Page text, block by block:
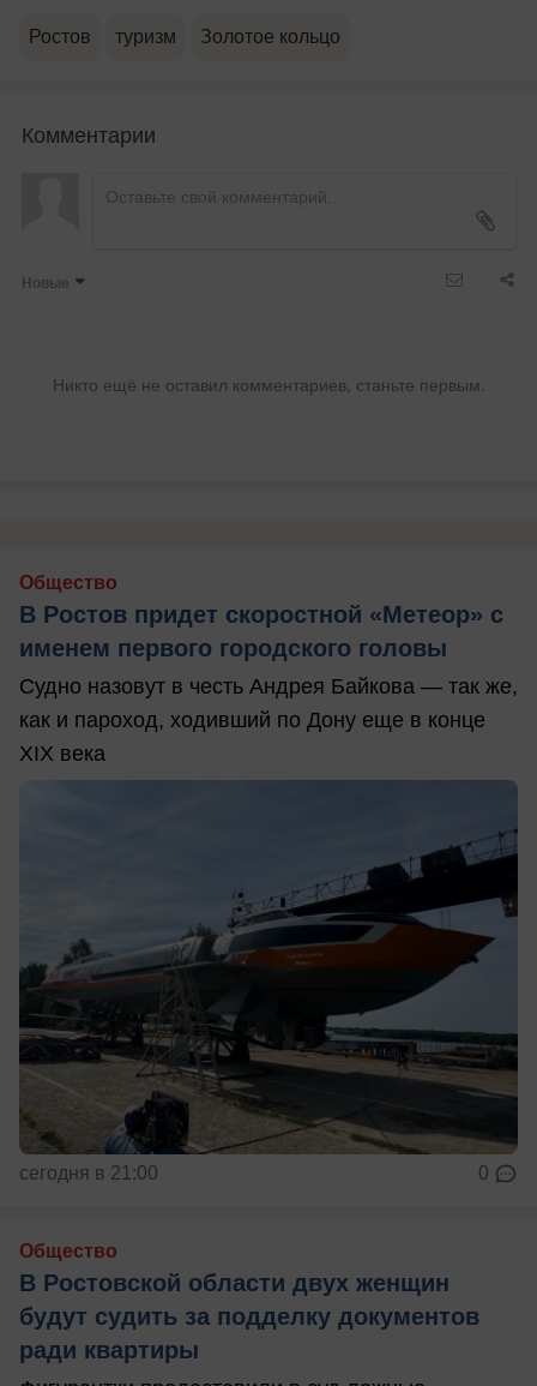
Ростов туризм Золотое кольцо
Комментарии
Новые
Никто ещё не оставил комментариев, станьте первым.
Общество
В Ростов придет скоростной «Метеор» с
именем первого городского головы
Судно назовут в честь Андрея Байкова — так же,
как и пароход, ходивший по Дону еще в конце
XIX века
сегодня в 21:00 0
Общество
В Ростовской области двух женщин
будут судить за подделку документов
ради квартиры